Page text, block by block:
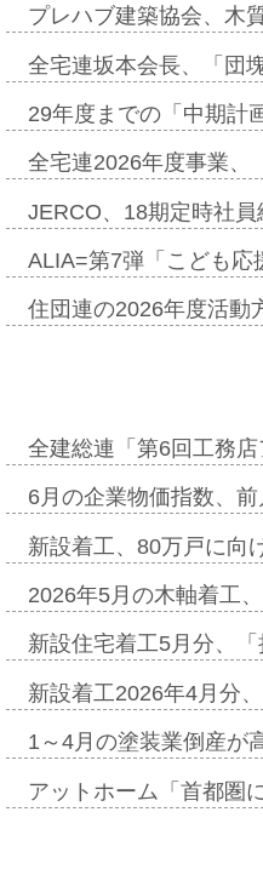
プレハブ建築協会、木
全宅連坂本会長、「団
29年度までの「中期計
全宅連2026年度事業
JERCO、18期定時社
ALIA=第7弾「こども
住団連の2026年度活
全建総連「第6回工務
6月の企業物価指数、
新設着工、80万戸に向
2026年5月の木軸着工
新設住宅着工5月分、
新設着工2026年4月分
1～4月の塗装業倒産が
アットホーム「首都圏